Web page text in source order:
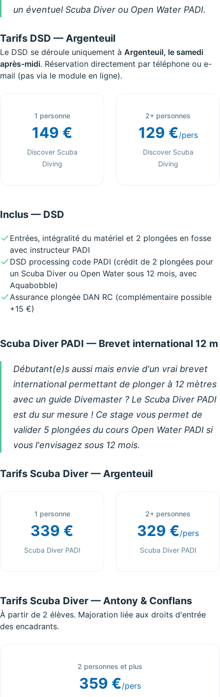
un éventuel Scuba Diver ou Open Water PADI.
Tarifs DSD — Argenteuil
Le DSD se déroule uniquement à Argenteuil, le samedi
après-midi. Réservation directement par téléphone ou e-
mail (pas via le module en ligne).
1 personne
149 €
Discover Scuba
Diving
2+ personnes
129 €/pers
Discover Scuba
Diving
Inclus — DSD
Entrées, intégralité du matériel et 2 plongées en fosse
avec instructeur PADI
DSD processing code PADI (crédit de 2 plongées pour
un Scuba Diver ou Open Water sous 12 mois, avec
Aquabobble)
Assurance plongée DAN RC (complémentaire possible
+15 €)
Scuba Diver PADI — Brevet international 12 m
Débutant(e)s aussi mais envie d'un vrai brevet
international permettant de plonger à 12 mètres
avec un guide Divemaster ? Le Scuba Diver PADI
est du sur mesure ! Ce stage vous permet de
valider 5 plongées du cours Open Water PADI si
vous l'envisagez sous 12 mois.
Tarifs Scuba Diver — Argenteuil
1 personne
339 €
Scuba Diver PADI
2+ personnes
329 €/pers
Scuba Diver PADI
Tarifs Scuba Diver — Antony & Conflans
À partir de 2 élèves. Majoration liée aux droits d'entrée
des encadrants.
2 personnes et plus
359 €/pers